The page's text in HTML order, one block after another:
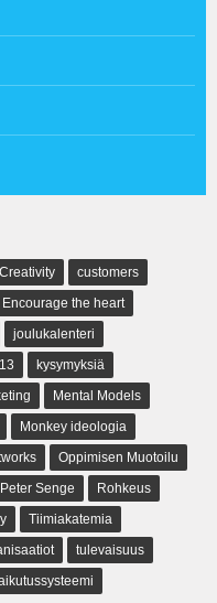
Creativity
customers
Encourage the heart
joulukalenteri
kysymyksiä
Mental Models
Monkey ideologia
Oppimisen Muotoilu
Peter Senge
Rohkeus
Tiimiakatemia
tulevaisuus